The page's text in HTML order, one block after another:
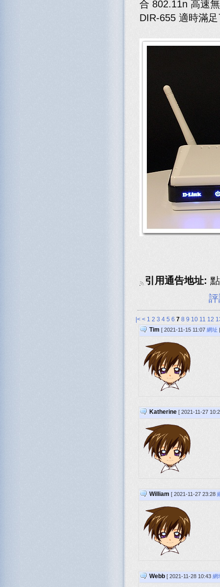
合 802.11n 高速
DIR-655 適時滿
引用通告地址:
|< < 1 2 3 4 5 6 7 8 9 10 11 12
Tim [ 2021-11-15 11:07 網址
Katherine [ 2021-11-27
William [ 2021-11-27 23:28
Webb [ 2021-11-28 10:43 網